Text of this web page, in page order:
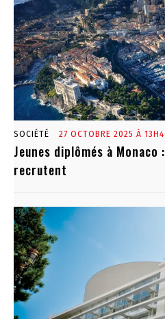
SOCIÉTÉ 27 OCTOBRE 2025 À
Jeunes diplômés à
recrutent